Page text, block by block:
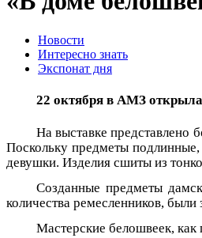
Новости
Интересно знать
Экспонат дня
22 октября в АМЗ
На выставке представлено
Поскольку предметы
девушки. Изделия сшиты из
Созданные предметы
количества ремесленников,
Мастерские белошвеек, как